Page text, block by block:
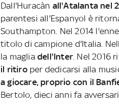
Dall'Huracàn all'Atalanta nel
parentesi all'Espanyol è
Southampton. Nel 2014
titolo di campione d'Italia.
la maglia dell'Inter. Nel 2016
il ritiroper dedicarsi alla
a giocare, proprio con il
Bertolo, dieci anni fa